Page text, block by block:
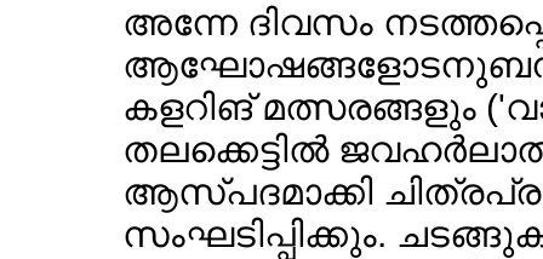
അന്നേ ദിവസം
കളറിങ് മത്സരങ്ങളും
തലക്കെട്ടില്‍
ആസ്പദമാക്കി
സംഘടിപ്പിക്കും.